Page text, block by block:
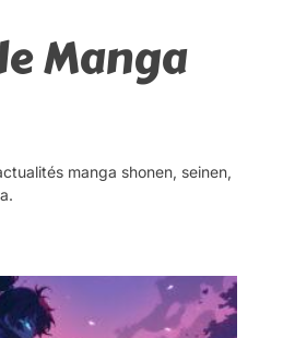
Manga
manga shonen, seinen,